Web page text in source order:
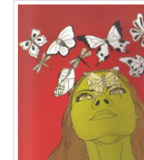
5
4
3
2
1